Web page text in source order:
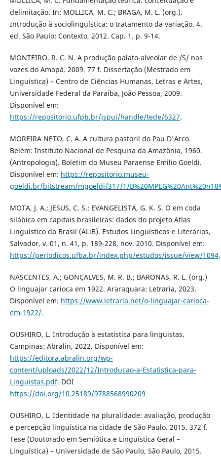
delimitação. In: MOLLICA, M. C.; BRAGA, M. L. (org.).
Introdução à sociolinguística: o tratamento da variação. 4.
ed. São Paulo: Contexto, 2012. Cap. 1. p. 9-14.
MONTEIRO, R. C. N. A produção palato-alveolar de /S/ nas
vozes do Amapá. 2009. 77 f. Dissertação (Mestrado em
Linguística) – Centro de Ciências Humanas, Letras e Artes,
Universidade Federal da Paraíba, João Pessoa, 2009.
Disponível em:
https://repositorio.ufpb.br/jspui/handle/tede/6327.
MOREIRA NETO, C. A. A cultura pastoril do Pau D'Arco.
Belém: Instituto Nacional de Pesquisa da Amazônia, 1960.
(Antropologia). Boletim do Museu Paraense Emilio Goeldi.
Disponível em: https://repositorio.museu-
goeldi.br/bitstream/mgoeldi/317/1/
MOTA, J. A.; JESUS, C. S.; EVANGELISTA, G. K. S. O em coda
silábica em capitais brasileiras: dados do projeto Atlas
Linguístico do Brasil (ALiB). Estudos Linguísticos e Literários,
Salvador, v. 01, n. 41, p. 189-228, nov. 2010. Disponível em:
https://periodicos.ufba.br/index.php/estudos/issue/view/1094.
NASCENTES, A.; GONÇALVES, M. R. B.; BARONAS, R. L. (org.)
O linguajar carioca em 1922. Araraquara: Letraria, 2023.
Disponível em: https://www.letraria.net/o-linguajar-carioca-
em-1922/.
OUSHIRO, L. Introdução à estatística para linguistas.
Campinas: Abralin, 2022. Disponível em:
https://editora.abralin.org/wp-
content/uploads/2022/12/Introducao-a-Estatistica-para-
Linguistas.pdf. DOI
https://doi.org/10.25189/9788568990209
OUSHIRO, L. Identidade na pluralidade: avaliação, produção
e percepção linguística na cidade de São Paulo. 2015. 372 f.
Tese (Doutorado em Semiótica e Linguística Geral –
Linguística) – Universidade de São Paulo, São Paulo, 2015.